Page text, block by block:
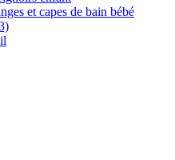
et capes de bain bébé